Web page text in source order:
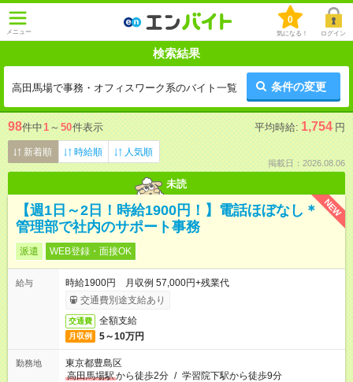
メニュー
0
気になる！ ログイン
検索結果
高田馬場で事務・オフィスワーク系のバイト一覧 条件の変更
98件中1 ～ 50件表示 平均時給: 1,754 円
新着順 時給順 人気順
掲載日：2026.08.06
未読
NEW
【週1日～2日！時給1900円！】電話ほぼなし＊
管理部で社内のサポート事務
派遣 WEB登録・面接OK
給与
時給1900円 月収例 57,000円+残業代
交通費別途支給あり
交通費 全額支給
月収例 5～10万円
勤務地
東京都豊島区
高田馬場駅から徒歩2分 / 学習院下駅から徒歩9分